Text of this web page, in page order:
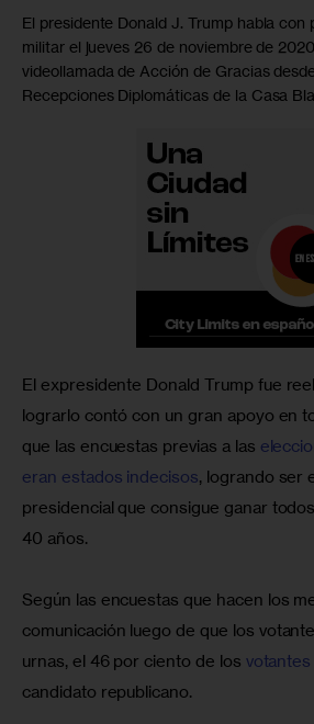
El presidente Donald J. Trump habla con
militar el jueves 26 de noviembre de
videollamada de Acción de Gracias
Recepciones Diplomáticas de la Casa
El expresidente Donald Trump fue
lograrlo contó con un gran apoyo en
que las encuestas previas a las
eran estados indecisos, logrando ser
presidencial que consigue ganar
40 años.
Según las encuestas que hacen los
comunicación luego de que los
urnas, el 46 por ciento de los
candidato republicano.